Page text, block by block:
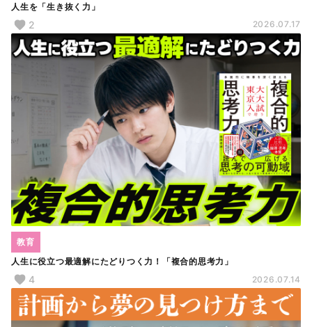
人生を「生き抜く力」
2 2026.07.17
人生に役立つ最適解にたどりつく力！「複合的思考力」
教育
4 2026.07.14